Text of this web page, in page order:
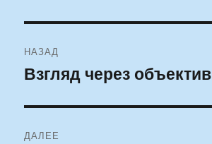
по
НАЗАД
Предыдущая
Взгляд через объектив
ДАЛЕЕ